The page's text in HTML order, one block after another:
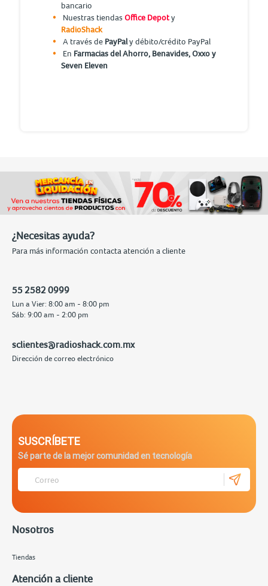
bancario
Nuestras tiendasOffice Depoty
RadioShack
A través de PayPaly débito/crédito PayPal
En Farmacias del Ahorro, Benavides, Oxxo y
Seven Eleven
¿Necesitas ayuda?
Para más información contacta atención a cliente
55 2582 0999
Lun a Vier: 8:00 am - 8:00 pm
Sáb: 9:00 am - 2:00 pm
sclientes@radioshack.com.mx
Dirección de correo electrónico
SUSCRÍBETE
Sé parte de la mejor comunidad en tecnología
Nosotros
Tiendas
Atención a cliente